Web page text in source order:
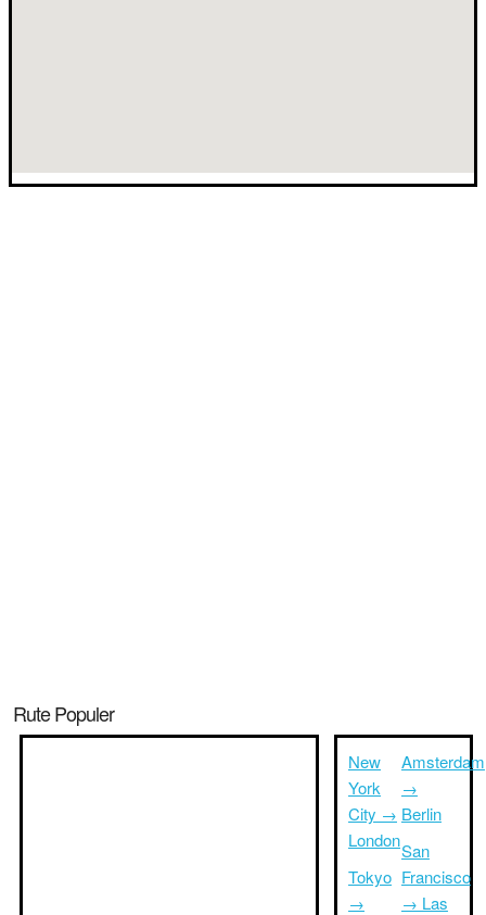
Rute Populer
New
York
City →
London
Tokyo
→
Amsterdam
→
Berlin
San
Francisco
→ Las